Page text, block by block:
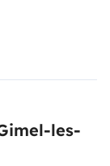
les-